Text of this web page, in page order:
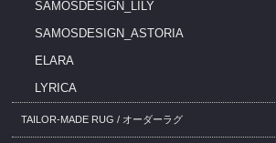
SAMOSDESIGN_LILY
SAMOSDESIGN_ASTORIA
ELARA
LYRICA
TAILOR-MADE RUG / オーダーラグ